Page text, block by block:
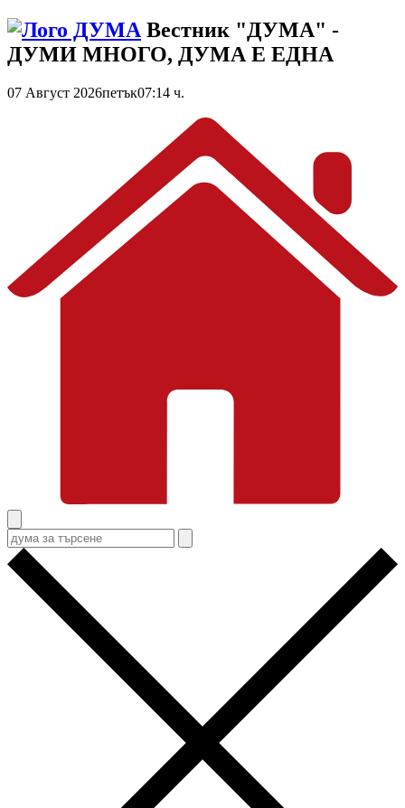
Вестник "ДУМА" -
ДУМИ МНОГО, ДУМА Е ЕДНА
07 Август 2026петък07:14 ч.